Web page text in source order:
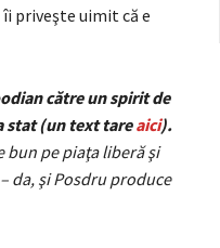
priveşte uimit că e
către un spirit de
stat (un text tareaici).
bun pe piaţa liberă şi
da, şi Posdru produce